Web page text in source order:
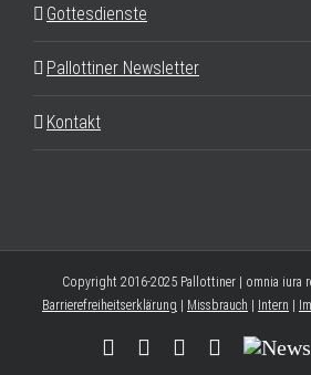
Gottesdienste
Pallottiner Newsletter
Kontakt
Copyright 2016-2025 Pallottiner | omnia iura
Barrierefreiheitserklärung
Missbrauch Intern
FacebookYouTubeInstagram
Threads